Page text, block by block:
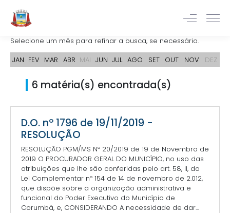
Selecione um mês para refinar a busca, se necessário.
JAN FEV MAR ABR MAI JUN JUL AGO SET OUT NOV DEZ
6 matéria(s) encontrada(s)
D.O. nº 1796 de 19/11/2019 -
RESOLUÇÃO
RESOLUÇÃO PGM/MS Nº 20/2019 de 19 de Novembro de
2019 O PROCURADOR GERAL DO MUNICÍPIO, no uso das
atribuições que lhe são conferidas pelo art. 58, II, da
Lei Complementar nº 154 de 14 de novembro de 2.012,
que dispõe sobre a organização administrativa e
funcional do Poder Executivo do Município de
Corumbá, e, CONSIDERANDO A necessidade de dar...